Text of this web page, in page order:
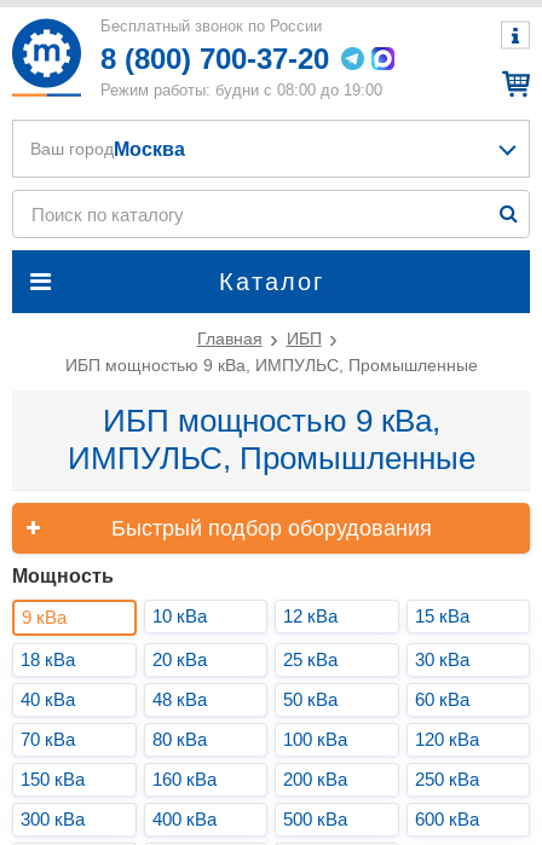
Бесплатный звонок по России
8 (800) 700-37-20
Режим работы: будни с 08:00 до 19:00
Каталог
Ваш город Москва
Главная
ИБП
ИБП мощностью 9 кВа, ИМПУЛЬС, Промышленные
ИБП мощностью 9 кВа,
ИМПУЛЬС, Промышленные
Быстрый подбор оборудования
Мощность
9 кВа
10 кВа 12 кВа 15 кВа
18 кВа 20 кВа 25 кВа
30 кВа
40 кВа
48 кВа 50 кВа
60 кВа
70 кВа
80 кВа 100 кВа
120 кВа
150 кВа
160 кВа 200 кВа
250 кВа
300 кВа
400 кВа 500 кВа
600 кВа